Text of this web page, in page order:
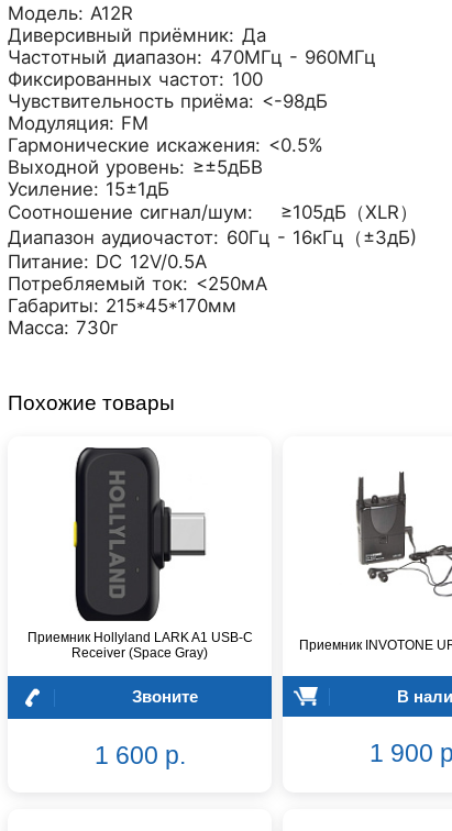
Модель: A12R
Диверсивный приёмник: Да
Частотный диапазон: 470МГц - 960МГц
Фиксированных частот: 100
Чувствительность приёма: <-98дБ
Модуляция: FM
Гармонические искажения: <0.5%
Выходной уровень: ≥±5дБВ
Усиление: 15±1дБ
Соотношение сигнал/шум: ≥105дБ（XLR）
Диапазон аудиочастот: 60Гц - 16кГц（±3дБ)
Питание: DC 12V/0.5A
Потребляемый ток: <250мА
Габариты: 215*45*170мм
Масса: 730г
Похожие товары
Приемник Hollyland LARK A1 USB-C
Receiver (Space Gray)
Звоните
1 600 р.
Приемник INVOTONE
В
1 900